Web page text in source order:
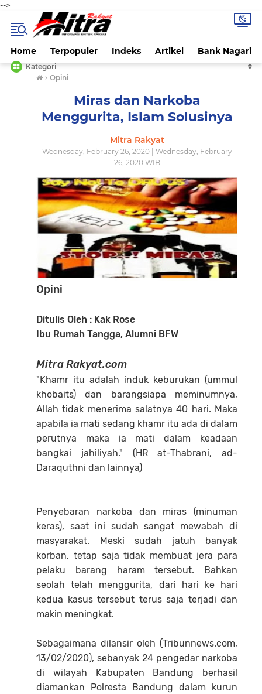
-->
Home Terpopuler Indeks Artikel Bank Nagari
Kategori
› Opini
Miras dan Narkoba
Menggurita, Islam Solusinya
Mitra Rakyat
Wednesday, February 26, 2020 | Wednesday, February
26, 2020 WIB
Opini
Ditulis Oleh : Kak Rose
Ibu Rumah Tangga, Alumni BFW
Mitra Rakyat.com
"Khamr itu adalah induk keburukan (ummul
khobaits) dan barangsiapa meminumnya,
Allah tidak menerima salatnya 40 hari. Maka
apabila ia mati sedang khamr itu ada di dalam
perutnya maka ia mati dalam keadaan
bangkai jahiliyah." (HR at-Thabrani, ad-
Daraquthni dan lainnya)
Penyebaran narkoba dan miras (minuman
keras), saat ini sudah sangat mewabah di
masyarakat. Meski sudah jatuh banyak
korban, tetap saja tidak membuat jera para
pelaku barang haram tersebut. Bahkan
seolah telah menggurita, dari hari ke hari
kedua kasus tersebut terus saja terjadi dan
makin meningkat.
Sebagaimana dilansir oleh (Tribunnews.com,
13/02/2020), sebanyak 24 pengedar narkoba
di wilayah Kabupaten Bandung berhasil
diamankan Polresta Bandung dalam kurun